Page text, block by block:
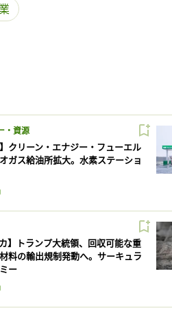
・資源
】クリーン・エナジー・フューエル
ガス給油所拡大。水素ステーショ
カ】トランプ大統領、回収可能な重
料の輸出規制発動へ。サーキュラ
ー